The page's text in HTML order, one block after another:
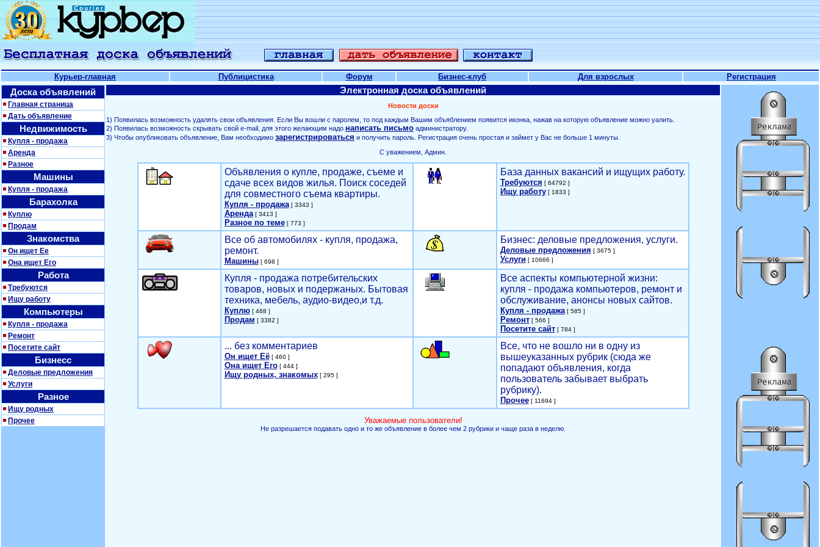
Курьер-главная Публицистика Форум Бизнес-клуб Для взрослых Регистрация
Доска объявлений
Главная страница
Дать объявление
Недвижимость
Купля - продажа
Аренда
Разное
Машины
Купля - продажа
Барахолка
Куплю
Продам
Знакомства
Он ищет Ее
Она ищет Его
Работа
Требуются
Ищу работу
Компьютеры
Купля - продажа
Ремонт
Посетите сайт
Бизнесс
Деловые предложения
Услуги
Разное
Ищу родных
Прочее
Электронная доска объявлений
Новости доски
1) Появилась возможность удалять свои объявления. Если Вы вошли с паролем, то под каждым Вашим объяблением появится иконка, нажав на которую объявление можно уалить.
2) Появилась возможность скрывать свой е-mail, для этого желающим надо написать письмо администратору.
3) Чтобы опубликовать объявление, Вам необходимо зарегистрироваться и получить пароль. Регистрация очень простая и займет у Вас не больше 1 минуты.
С уважением, Админ.
Объявления о купле, продаже, съеме и
сдаче всех видов жилья. Поиск соседей
для совместного съема квартиры.
Купля - продажа[ 3343 ]
Аренда[ 3413 ]
Разное по теме[ 773 ]
База данных вакансий и ищущих работу.
Требуются [ 64792 ]
Ищу работу[ 1833 ]
Все об автомобилях - купля, продажа,
ремонт.
Машины[ 698 ]
Бизнес: деловые предложения, услуги.
Деловые предложения [ 3675 ]
Услуги[ 10666 ]
Купля - продажа потребительских
товаров, новых и подержаных. Бытовая
техника, мебель, аудио-видео,и т.д.
Куплю[ 468 ]
Продам [ 3382 ]
Все аспекты компьютерной жизни:
купля - продажа компьютеров, ремонт и
обслуживание, анонсы новых сайтов.
Купля - продажа[ 585 ]
Ремонт[ 566 ]
Посетите сайт[ 784 ]
... без комментариев
Он ищет Её[ 460 ]
Она ищет Его[ 444 ]
Ищу родных, знакомых[ 295 ]
Все, что не вошло ни в одну из
вышеуказанных рубрик (сюда же
попадают объявления, когда
пользователь забывает выбрать
рубрику).
Прочее[ 11694 ]
Уважаемые пользователи!
Не разрешается подавать одно и то же объявление в более чем 2 рубрики и чаще раза в неделю.